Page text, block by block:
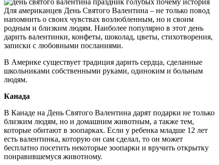
Для американцев День Святого Валентина – не только повод
напомнить о своих чувствах возлюбленным, но и своим
родным и близким людям. Наиболее популярно в этот день
дарить валентинки, конфеты, шоколад, цветы, стихотворения,
записки с любовными посланиями.
В Америке существует традиция дарить сердца, сделанные
школьниками собственными руками, одиноким и больным
людям.
Канада
В Канаде на День Святого Валентина дарят подарки не только
близким людям, но и домашним животным, а также тем,
которые обитают в зоопарках. Если у ребенка младше 12 лет
есть валентинка, которую он сам сделал, то он может
бесплатно посетить некоторые зоопарки и вручить открытку
понравившемуся животному.